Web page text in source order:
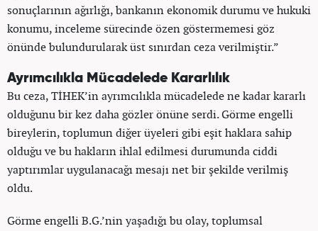
sonuçlarının ağırlığı, bankanın ekonomik durumu ve hukuki
konumu, inceleme sürecinde özen göstermemesi göz
önünde bulundurularak üst sınırdan ceza verilmiştir.”
Ayrımcılıkla Mücadelede Kararlılık
Bu ceza, TİHEK’in ayrımcılıkla mücadelede ne kadar kararlı
olduğunu bir kez daha gözler önüne serdi. Görme engelli
bireylerin, toplumun diğer üyeleri gibi eşit haklara sahip
olduğu ve bu hakların ihlal edilmesi durumunda ciddi
yaptırımlar uygulanacağı mesajı net bir şekilde verilmiş
oldu.
Görme engelli B.G.’nin yaşadığı bu olay, toplumsal